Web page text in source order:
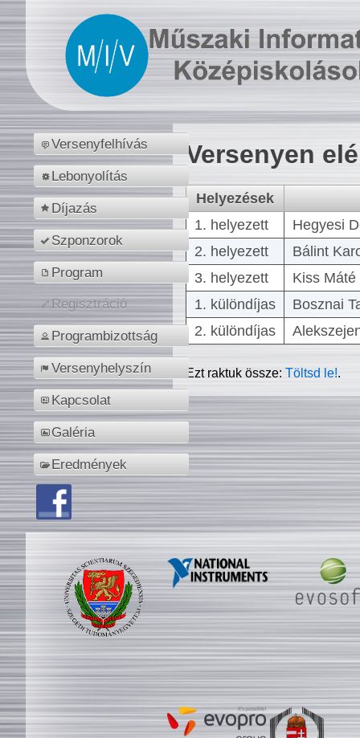
Versenyfelhívás
Lebonyolítás
Díjazás
Szponzorok
Program
Regisztráció
Programbizottság
Versenyhelyszín
Kapcsolat
Galéria
Eredmények
Versenyen
Helyezések
1. helyezett
Hegyesi
2. helyezett
Bálint
3. helyezett
Kiss
1. különdíjas
Bosznai
2. különdíjas
Ezt raktuk össze:Töltsd le!.